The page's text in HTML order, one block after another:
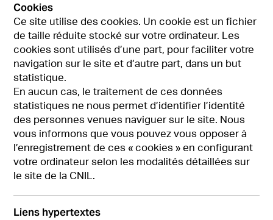
Cookies
Ce site utilise des cookies. Un cookie est un fichier
de taille réduite stocké sur votre ordinateur. Les
cookies sont utilisés d’une part, pour faciliter votre
navigation sur le site et d’autre part, dans un but
statistique.
En aucun cas, le traitement de ces données
statistiques ne nous permet d’identifier l’identité
des personnes venues naviguer sur le site. Nous
vous informons que vous pouvez vous opposer à
l’enregistrement de ces « cookies » en configurant
votre ordinateur selon les modalités détaillées sur
le site de la CNIL.
Liens hypertextes